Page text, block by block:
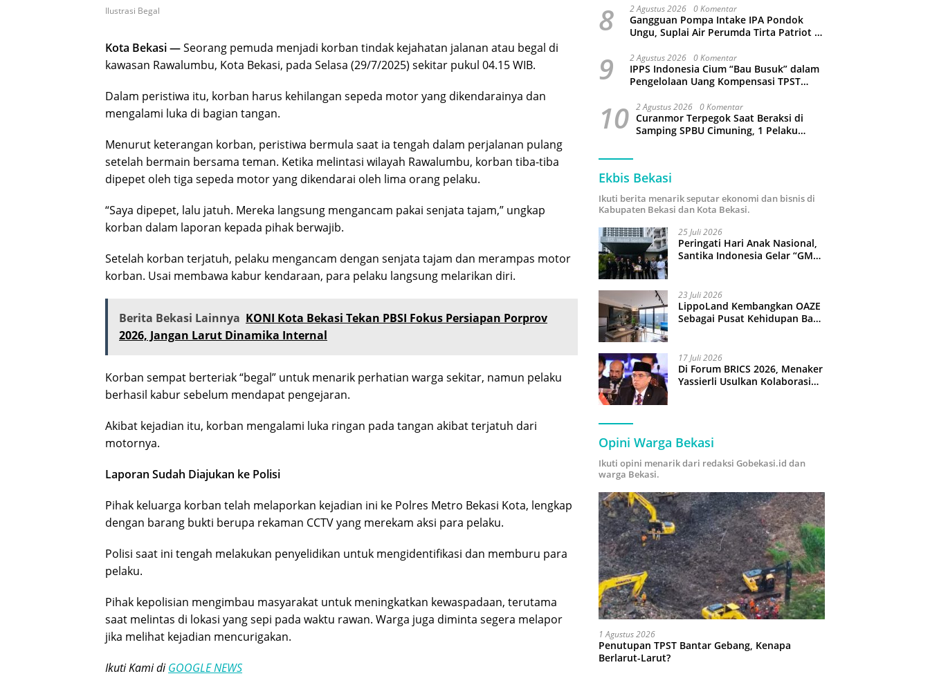
Ilustrasi Begal
Kota Bekasi —Seorang pemuda menjadi korban tindak kejahatan jalanan atau begal di
kawasan Rawalumbu, Kota Bekasi, pada Selasa (29/7/2025) sekitar pukul 04.15 WIB.
Dalam peristiwa itu, korban harus kehilangan sepeda motor yang dikendarainya dan
mengalami luka di bagian tangan.
Menurut keterangan korban, peristiwa bermula saat ia tengah dalam perjalanan pulang
setelah bermain bersama teman. Ketika melintasi wilayah Rawalumbu, korban tiba-tiba
dipepet oleh tiga sepeda motor yang dikendarai oleh lima orang pelaku.
“Saya dipepet, lalu jatuh. Mereka langsung mengancam pakai senjata tajam,” ungkap
korban dalam laporan kepada pihak berwajib.
Setelah korban terjatuh, pelaku mengancam dengan senjata tajam dan merampas motor
korban. Usai membawa kabur kendaraan, para pelaku langsung melarikan diri.
Berita Bekasi Lainnya KONI Kota Bekasi Tekan PBSI Fokus Persiapan Porprov
2026, Jangan Larut Dinamika Internal
Korban sempat berteriak “begal” untuk menarik perhatian warga sekitar, namun pelaku
berhasil kabur sebelum mendapat pengejaran.
Akibat kejadian itu, korban mengalami luka ringan pada tangan akibat terjatuh dari
motornya.
Laporan Sudah Diajukan ke Polisi
Pihak keluarga korban telah melaporkan kejadian ini ke Polres Metro Bekasi Kota, lengkap
dengan barang bukti berupa rekaman CCTV yang merekam aksi para pelaku.
Polisi saat ini tengah melakukan penyelidikan untuk mengidentifikasi dan memburu para
pelaku.
Pihak kepolisian mengimbau masyarakat untuk meningkatkan kewaspadaan, terutama
saat melintas di lokasi yang sepi pada waktu rawan. Warga juga diminta segera melapor
jika melihat kejadian mencurigakan.
Ikuti Kami diGOOGLE NEWS
8 2 Agustus 2026 0 Komentar
Gangguan Pompa Intake IPA Pondok
Ungu, Suplai Air Perumda Tirta Patriot di
9 2 Agustus 2026 0 Komentar
IPPS Indonesia Cium “Bau Busuk” dalam
Pengelolaan Uang Kompensasi TPST
10 2 Agustus 2026 0 Komentar
Curanmor Terpegok Saat Beraksi di
Samping SPBU Cimuning, 1 Pelaku
Ekbis Bekasi
Ikuti berita menarik seputar ekonomi dan bisnis di
Kabupaten Bekasi dan Kota Bekasi.
25 Juli 2026
Peringati Hari Anak Nasional,
Santika Indonesia Gelar “GM
23 Juli 2026
LippoLand Kembangkan OAZE
Sebagai Pusat Kehidupan Baru
17 Juli 2026
Di Forum BRICS 2026, Menaker
Yassierli Usulkan Kolaborasi
Opini Warga Bekasi
Ikuti opini menarik dari redaksi Gobekasi.id dan
warga Bekasi.
1 Agustus 2026
Penutupan TPST Bantar Gebang, Kenapa
Berlarut-Larut?